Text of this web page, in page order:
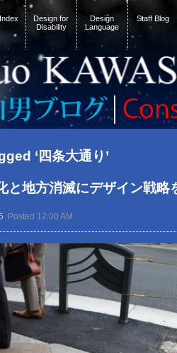
Design for
Disability
Design
Language
Staff Blog
‘四条大通り’
と地方消滅にデザイン戦略
Posted 12:00 AM